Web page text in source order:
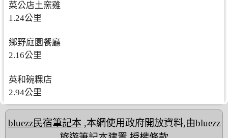
菜公店土窯雞
1.24公里
鄉野庭園餐廳
2.16公里
英和碗粿店
2.94公里
bluezz民宿筆記本,本網使用政府開放資料,由bluezz